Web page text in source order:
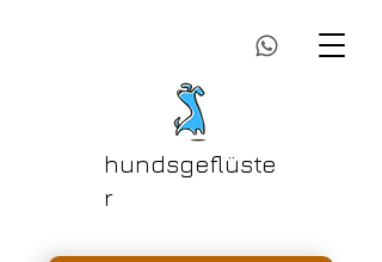
hundsgeflüste
r